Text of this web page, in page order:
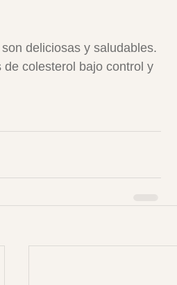
deliciosas y saludables.
colesterol bajo control y